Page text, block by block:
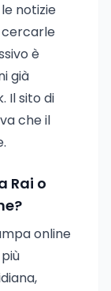
notizie
cercarle
è
già
Il sito di
che il
Rai o
online